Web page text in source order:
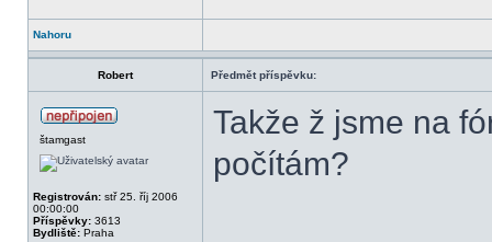
Nahoru
Robert Předmět příspěvku:
štamgast
Registrován: stř 25. říj 2006
00:00:00
Příspěvky: 3613
Bydliště: Praha
Takže ž jsme na
počítám?